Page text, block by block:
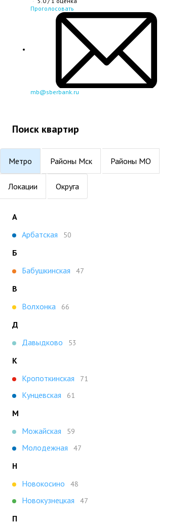
Проголосовать
mb@sberbank.ru
Поиск квартир
Метро Районы Мск Районы МО
Локации Округа
А
Арбатская
50
Б
Бабушкинская
47
В
Волхонка
66
Д
Давыдково
53
К
Кропоткинская
71
Кунцевская 61
М
Можайская
59
Молодежная 47
Н
Новокосино
48
Новокузнецкая 47
П